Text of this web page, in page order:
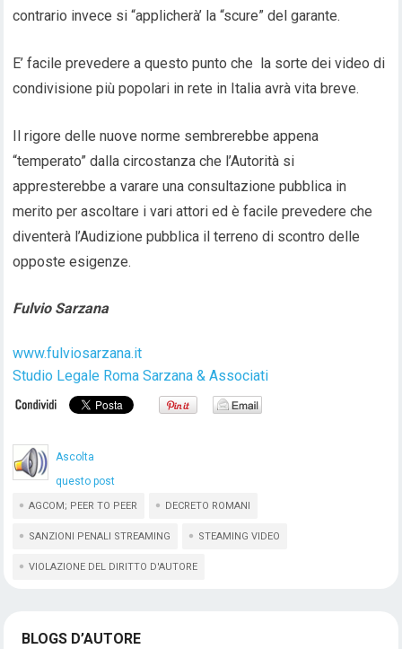
contrario invece si “applicherà’ la “scure” del garante.
E’ facile prevedere a questo punto che la sorte dei video di
condivisione più popolari in rete in Italia avrà vita breve.
Il rigore delle nuove norme sembrerebbe appena
“temperato” dalla circostanza che l’Autorità si
appresterebbe a varare una consultazione pubblica in
merito per ascoltare i vari attori ed è facile prevedere che
diventerà l’Audizione pubblica il terreno di scontro delle
opposte esigenze.
Fulvio Sarzana
www.fulviosarzana.it
Studio Legale Roma Sarzana & Associati
Ascolta
questo post
AGCOM; PEER TO PEER DECRETO ROMANI
SANZIONI PENALI STREAMING STEAMING VIDEO
VIOLAZIONE DEL DIRITTO D'AUTORE
BLOGS D’AUTORE